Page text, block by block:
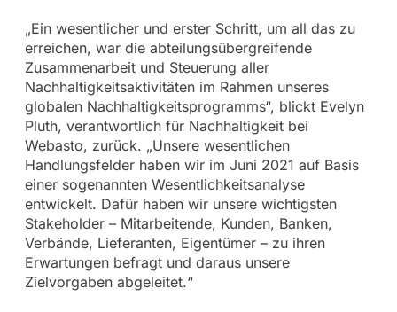
„Ein wesentlicher und erster Schritt, um all das zu
erreichen, war die abteilungsübergreifende
Zusammenarbeit und Steuerung aller
Nachhaltigkeitsaktivitäten im Rahmen unseres
globalen Nachhaltigkeitsprogramms“, blickt Evelyn
Pluth, verantwortlich für Nachhaltigkeit bei
Webasto, zurück. „Unsere wesentlichen
Handlungsfelder haben wir im Juni 2021 auf Basis
einer sogenannten Wesentlichkeitsanalyse
entwickelt. Dafür haben wir unsere wichtigsten
Stakeholder – Mitarbeitende, Kunden, Banken,
Verbände, Lieferanten, Eigentümer – zu ihren
Erwartungen befragt und daraus unsere
Zielvorgaben abgeleitet.“